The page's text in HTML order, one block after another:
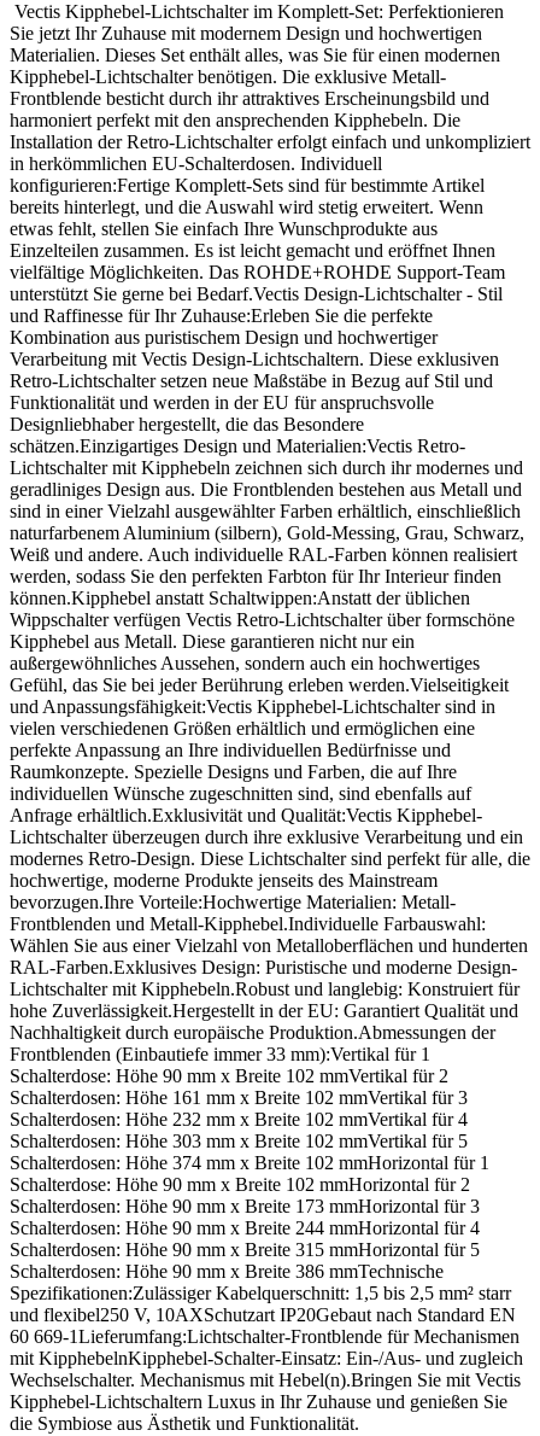
Vectis Kipphebel-Lichtschalter im Komplett-Set: Perfektionieren
Sie jetzt Ihr Zuhause mit modernem Design und hochwertigen
Materialien. Dieses Set enthält alles, was Sie für einen modernen
Kipphebel-Lichtschalter benötigen. Die exklusive Metall-
Frontblende besticht durch ihr attraktives Erscheinungsbild und
harmoniert perfekt mit den ansprechenden Kipphebeln. Die
Installation der Retro-Lichtschalter erfolgt einfach und unkompliziert
in herkömmlichen EU-Schalterdosen. Individuell
konfigurieren:Fertige Komplett-Sets sind für bestimmte Artikel
bereits hinterlegt, und die Auswahl wird stetig erweitert. Wenn
etwas fehlt, stellen Sie einfach Ihre Wunschprodukte aus
Einzelteilen zusammen. Es ist leicht gemacht und eröffnet Ihnen
vielfältige Möglichkeiten. Das ROHDE+ROHDE Support-Team
unterstützt Sie gerne bei Bedarf.Vectis Design-Lichtschalter - Stil
und Raffinesse für Ihr Zuhause:Erleben Sie die perfekte
Kombination aus puristischem Design und hochwertiger
Verarbeitung mit Vectis Design-Lichtschaltern. Diese exklusiven
Retro-Lichtschalter setzen neue Maßstäbe in Bezug auf Stil und
Funktionalität und werden in der EU für anspruchsvolle
Designliebhaber hergestellt, die das Besondere
schätzen.Einzigartiges Design und Materialien:Vectis Retro-
Lichtschalter mit Kipphebeln zeichnen sich durch ihr modernes und
geradliniges Design aus. Die Frontblenden bestehen aus Metall und
sind in einer Vielzahl ausgewählter Farben erhältlich, einschließlich
naturfarbenem Aluminium (silbern), Gold-Messing, Grau, Schwarz,
Weiß und andere. Auch individuelle RAL-Farben können realisiert
werden, sodass Sie den perfekten Farbton für Ihr Interieur finden
können.Kipphebel anstatt Schaltwippen:Anstatt der üblichen
Wippschalter verfügen Vectis Retro-Lichtschalter über formschöne
Kipphebel aus Metall. Diese garantieren nicht nur ein
außergewöhnliches Aussehen, sondern auch ein hochwertiges
Gefühl, das Sie bei jeder Berührung erleben werden.Vielseitigkeit
und Anpassungsfähigkeit:Vectis Kipphebel-Lichtschalter sind in
vielen verschiedenen Größen erhältlich und ermöglichen eine
perfekte Anpassung an Ihre individuellen Bedürfnisse und
Raumkonzepte. Spezielle Designs und Farben, die auf Ihre
individuellen Wünsche zugeschnitten sind, sind ebenfalls auf
Anfrage erhältlich.Exklusivität und Qualität:Vectis Kipphebel-
Lichtschalter überzeugen durch ihre exklusive Verarbeitung und ein
modernes Retro-Design. Diese Lichtschalter sind perfekt für alle, die
hochwertige, moderne Produkte jenseits des Mainstream
bevorzugen.Ihre Vorteile:Hochwertige Materialien: Metall-
Frontblenden und Metall-Kipphebel.Individuelle Farbauswahl:
Wählen Sie aus einer Vielzahl von Metalloberflächen und hunderten
RAL-Farben.Exklusives Design: Puristische und moderne Design-
Lichtschalter mit Kipphebeln.Robust und langlebig: Konstruiert für
hohe Zuverlässigkeit.Hergestellt in der EU: Garantiert Qualität und
Nachhaltigkeit durch europäische Produktion.Abmessungen der
Frontblenden (Einbautiefe immer 33 mm):Vertikal für 1
Schalterdose: Höhe 90 mm x Breite 102 mmVertikal für 2
Schalterdosen: Höhe 161 mm x Breite 102 mmVertikal für 3
Schalterdosen: Höhe 232 mm x Breite 102 mmVertikal für 4
Schalterdosen: Höhe 303 mm x Breite 102 mmVertikal für 5
Schalterdosen: Höhe 374 mm x Breite 102 mmHorizontal für 1
Schalterdose: Höhe 90 mm x Breite 102 mmHorizontal für 2
Schalterdosen: Höhe 90 mm x Breite 173 mmHorizontal für 3
Schalterdosen: Höhe 90 mm x Breite 244 mmHorizontal für 4
Schalterdosen: Höhe 90 mm x Breite 315 mmHorizontal für 5
Schalterdosen: Höhe 90 mm x Breite 386 mmTechnische
Spezifikationen:Zulässiger Kabelquerschnitt: 1,5 bis 2,5 mm² starr
und flexibel250 V, 10AXSchutzart IP20Gebaut nach Standard EN
60 669-1Lieferumfang:Lichtschalter-Frontblende für Mechanismen
mit KipphebelnKipphebel-Schalter-Einsatz: Ein-/Aus- und zugleich
Wechselschalter. Mechanismus mit Hebel(n).Bringen Sie mit Vectis
Kipphebel-Lichtschaltern Luxus in Ihr Zuhause und genießen Sie
die Symbiose aus Ästhetik und Funktionalität.